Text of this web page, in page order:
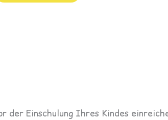
der Einschulung Ihres Kindes